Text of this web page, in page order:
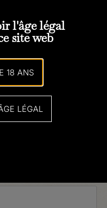
l'âge légal
site web
18 ANS
LÉGAL